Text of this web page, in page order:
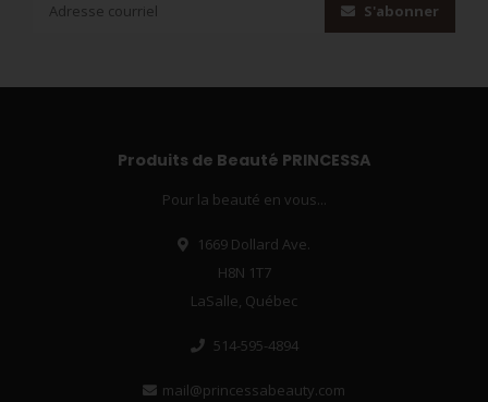
S'abonner
Produits de Beauté PRINCESSA
Pour la beauté en vous...
1669 Dollard Ave.
H8N 1T7
LaSalle, Québec
514-595-4894
mail@princessabeauty.com